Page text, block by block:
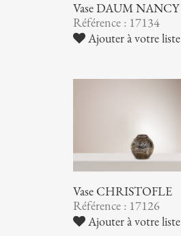
Vase DAUM NANCY
Référence : 17134
Ajouter à votre liste
Vase CHRISTOFLE
Référence : 17126
Ajouter à votre liste